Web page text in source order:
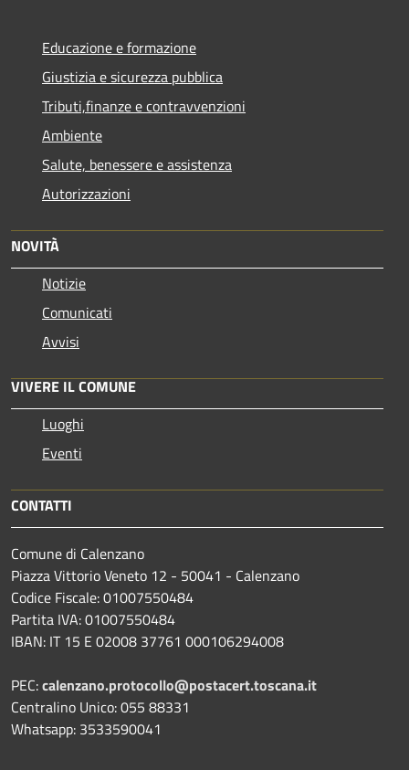
Educazione e formazione
Giustizia e sicurezza pubblica
Tributi,finanze e contravvenzioni
Ambiente
Salute, benessere e assistenza
Autorizzazioni
NOVITÀ
Notizie
Comunicati
Avvisi
VIVERE IL COMUNE
Luoghi
Eventi
CONTATTI
Comune di Calenzano
Piazza Vittorio Veneto 12 - 50041 - Calenzano
Codice Fiscale: 01007550484
Partita IVA: 01007550484
IBAN: IT 15 E 02008 37761 000106294008
PEC:calenzano.protocollo@postacert.toscana.it
Centralino Unico: 055 88331
Whatsapp: 3533590041